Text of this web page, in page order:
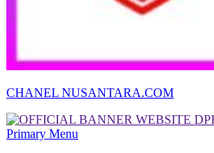
CHANEL NUSANTARA.COM
Primary Menu